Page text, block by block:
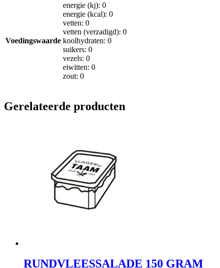
Voedingswaarde
energie (kj): 0
energie (kcal): 0
vetten: 0
vetten (verzadigd): 0
koolhydraten: 0
suikers: 0
vezels: 0
eiwitten: 0
zout: 0
Gerelateerde producten
RUNDVLEESSALADE 150 GRAM